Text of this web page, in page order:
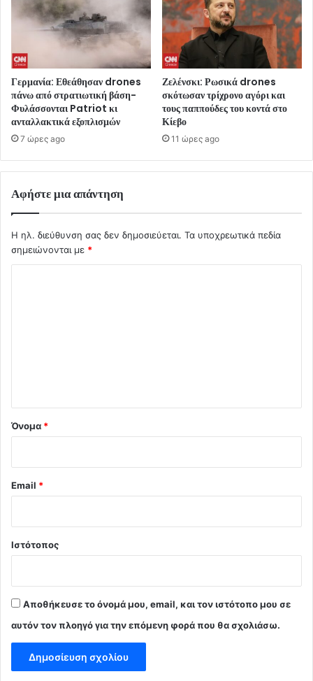
Γερμανία: Εθεάθησαν drones
πάνω από στρατιωτική βάση-
Φυλάσσονται Patriot κι
ανταλλακτικά εξοπλισμών
7 ώρες ago
Ζελένσκι: Ρωσικά drones
σκότωσαν τρίχρονο αγόρι και
τους παππούδες του κοντά στο
Κίεβο
11 ώρες ago
Αφήστε μια απάντηση
Η ηλ. διεύθυνση σας δεν δημοσιεύεται. Τα υποχρεωτικά πεδία
σημειώνονται με *
Όνομα *
Email *
Ιστότοπος
Αποθήκευσε το όνομά μου, email, και τον ιστότοπο μου σε
αυτόν τον πλοηγό για την επόμενη φορά που θα σχολιάσω.